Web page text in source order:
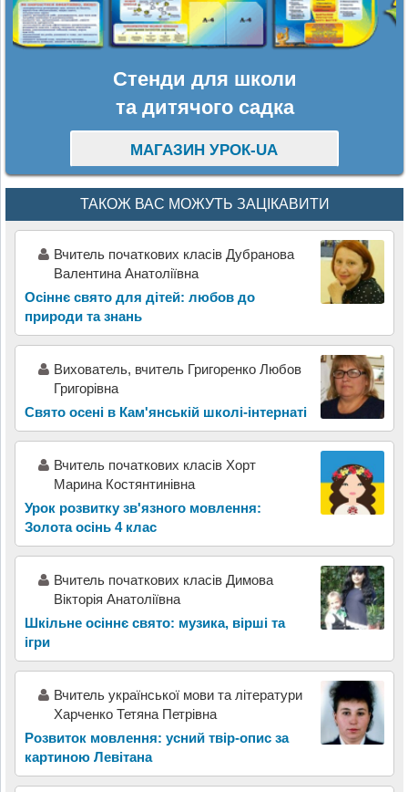
Стенди для школи
та дитячого садка
МАГАЗИН УРОК-UA
ТАКОЖ ВАС МОЖУТЬ ЗАЦІКАВИТИ
Вчитель початкових класів Дубранова
Валентина Анатоліївна
Осіннє свято для дітей: любов до
природи та знань
Вихователь, вчитель Григоренко Любов
Григорівна
Свято осені в Кам'янській школі-інтернаті
Вчитель початкових класів Хорт
Марина Костянтинівна
Урок розвитку зв'язного мовлення:
Золота осінь 4 клас
Вчитель початкових класів Димова
Вікторія Анатоліївна
Шкільне осіннє свято: музика, вірші та
ігри
Вчитель української мови та літератури
Харченко Тетяна Петрівна
Розвиток мовлення: усний твір-опис за
картиною Левітана